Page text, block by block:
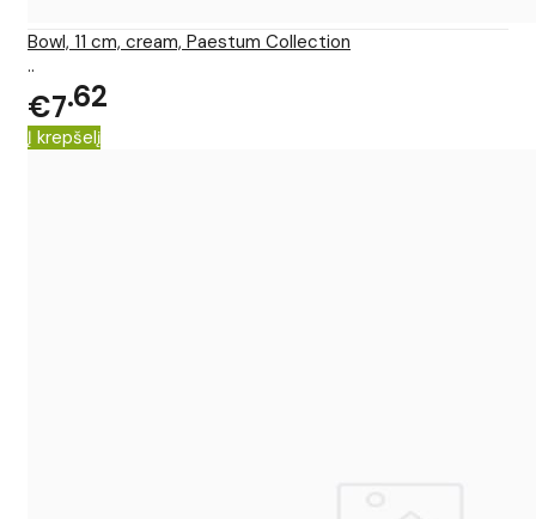
Bowl, 11 cm, cream, Paestum Collection
..
€7 62
Į krepšelį